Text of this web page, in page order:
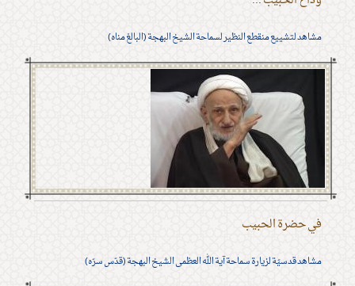
مشاهد لتشييع منقطع النظير لسماحة الشيخ البهجة (البالغ مناه)
في حضرة الحبيب
مشاهد قدسيّة لزيارة سماحة آية الله العظمى الشيخ البهجة (قدّس سرّه)